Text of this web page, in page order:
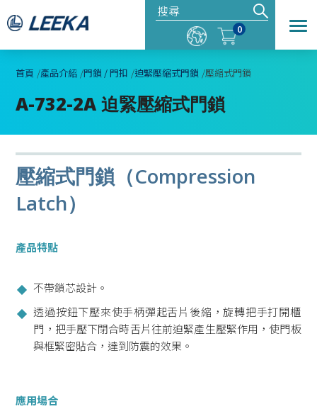
0
首頁 產品介紹 門鎖 / 門扣 迫緊壓縮式門鎖 壓縮式門鎖
A-732-2A 迫緊壓縮式門鎖
壓縮式門鎖（Compression
Latch）
產品特點
不帶鎖芯設計。
透過按鈕下壓來使手柄彈起舌片後縮，旋轉把手打開櫃
門，把手壓下閉合時舌片往前迫緊產生壓緊作用，使門板
與框緊密貼合，達到防震的效果。
應用場合